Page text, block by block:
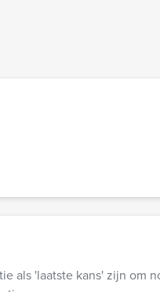
als 'laatste kans' zijn om